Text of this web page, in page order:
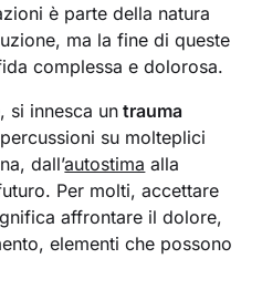
è parte della natura
ma la fine di queste
complessa e dolorosa.
si innesca untrauma
su molteplici
dall’autostima alla
Per molti, accettare
affrontare il dolore,
elementi che possono